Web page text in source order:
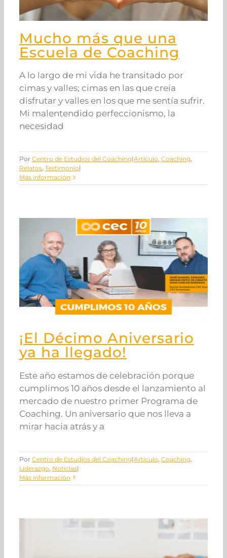
Mucho más que una
Escuela de Coaching
A lo largo de mi vida he transitado por
cimas y valles; cimas en las que creía
disfrutar y valles en los que me sentía sufrir.
Mi malentendido perfeccionismo, la
necesidad
Por Centro de Estudios del Coaching|Artículo, Coaching,
Relatos, Testimonio|
Más información
¡El Décimo Aniversario
ya ha llegado!
Este año estamos de celebración porque
cumplimos 10 años desde el lanzamiento al
mercado de nuestro primer Programa de
Coaching. Un aniversario que nos lleva a
mirar hacia atrás y a
Por Centro de Estudios del Coaching|Artículo Coaching
Liderazgo Noticias|
Más información